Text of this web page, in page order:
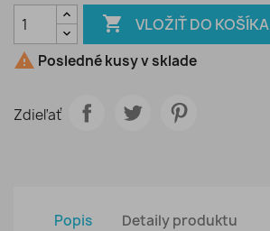
 VLOŽIŤ DO KOŠÍKA
 Posledné kusy v sklade
Zdieľať
Popis Detaily produktu